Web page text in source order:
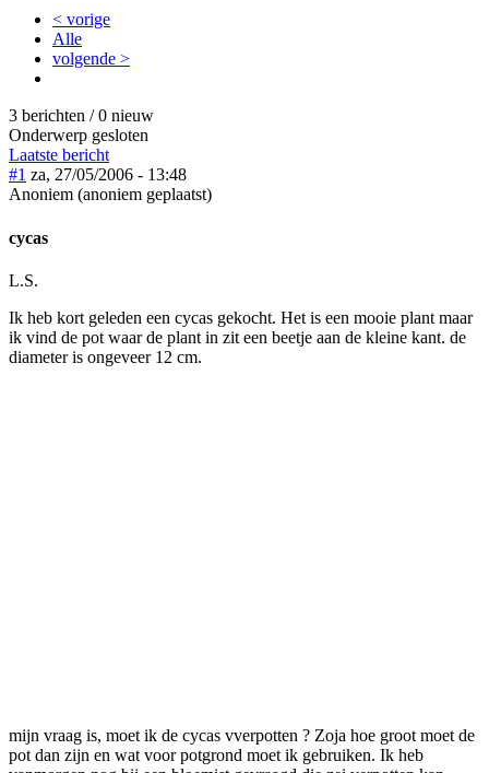
< vorige
Alle
volgende >
3 berichten / 0 nieuw
Onderwerp gesloten
Laatste bericht
#1 za, 27/05/2006 - 13:48
Anoniem (anoniem geplaatst)
cycas
L.S.
Ik heb kort geleden een cycas gekocht. Het is een mooie plant maar
ik vind de pot waar de plant in zit een beetje aan de kleine kant. de
diameter is ongeveer 12 cm.
mijn vraag is, moet ik de cycas vverpotten ? Zoja hoe groot moet de
pot dan zijn en wat voor potgrond moet ik gebruiken. Ik heb